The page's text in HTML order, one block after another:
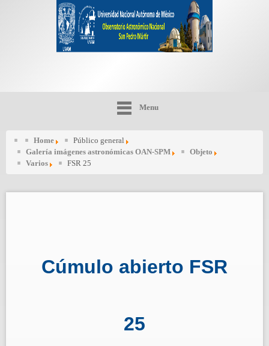
Menu
Home
Público general
Galería imágenes astronómicas OAN-SPM
Objeto
Varios
FSR 25
Cúmulo abierto FSR
25